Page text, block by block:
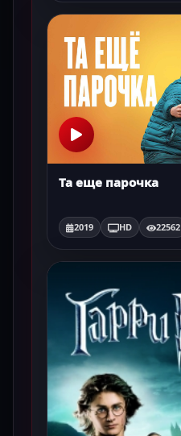
Та еще парочка
2019 HD 22562